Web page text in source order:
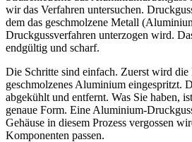
wir das Verfahren untersuchen.
dem das geschmolzene Metall
Druckgussverfahren unterzogen wird.
endgültig und scharf.
Die Schritte sind einfach. Zuerst wird
geschmolzenes Aluminium eingespritzt.
abgekühlt und entfernt. Was Sie haben,
genaue Form. Eine Aluminium-
Gehäuse in diesem Prozess vergossen
Komponenten passen.